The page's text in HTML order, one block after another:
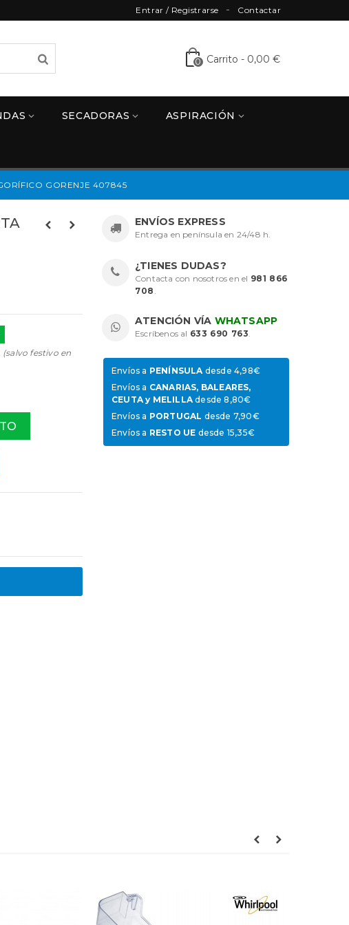
Contactar
Entrar / Registrarse
0 Carrito - 0,00 €
SECADORAS ASPIRACIÓN
GORENJE 407845
(salvo festivo en
ENVÍOS EXPRESS
Entrega en península en 24/48 h.
¿TIENES DUDAS?
Contacta con nosotros en el 981 866
708 .
ATENCIÓN VÍA WHATSAPP
Escríbenos al 633 690 763.
Envíos a PENÍNSULAdesde 4,98€
Envíos a CANARIAS, BALEARES,
CEUTA y MELILLAdesde 8,80€
Envíos a PORTUGAL desde 7,90€
Envíos a RESTO UE desde 15,35€